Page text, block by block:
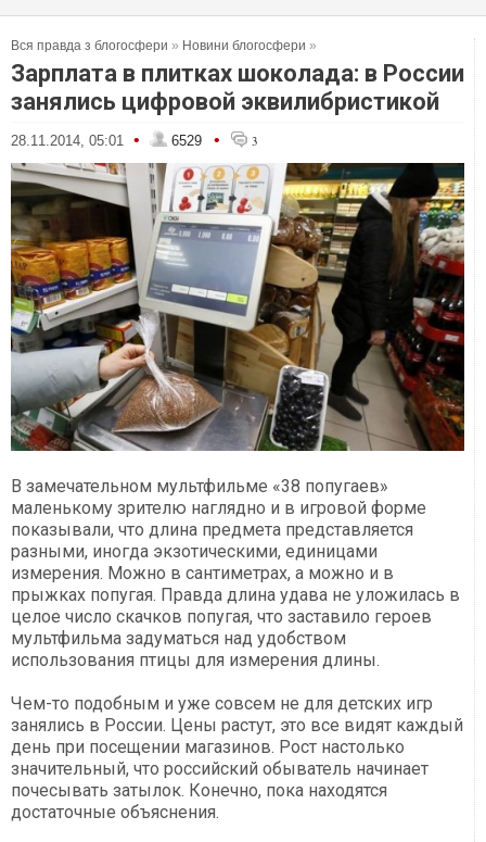
Вся правда з блогосфери » Новини блогосфери »
Зарплата в плитках шоколада: в России
занялись цифровой эквилибристикой
28.11.2014, 05:01 • 6529 • 3
В замечательном мультфильме «38 попугаев»
маленькому зрителю наглядно и в игровой форме
показывали, что длина предмета представляется
разными, иногда экзотическими, единицами
измерения. Можно в сантиметрах, а можно и в
прыжках попугая. Правда длина удава не уложилась в
целое число скачков попугая, что заставило героев
мультфильма задуматься над удобством
использования птицы для измерения длины.
Чем-то подобным и уже совсем не для детских игр
занялись в России. Цены растут, это все видят каждый
день при посещении магазинов. Рост настолько
значительный, что российский обыватель начинает
почесывать затылок. Конечно, пока находятся
достаточные объяснения.